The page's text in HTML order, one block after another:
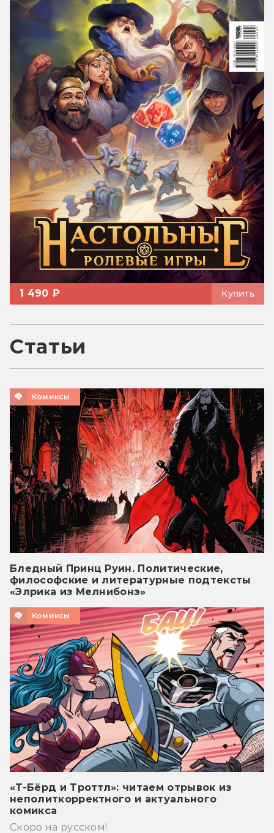
1 490 ₽ Купить
Статьи
Комиксы
Бледный Принц Руин. Политические,
философские и литературные подтексты
«Элрика из Мелнибонэ»
Комиксы
«Т-Бёрд и Троттл»: читаем отрывок из
неполиткорректного и актуального
комикса
Скоро на русском!